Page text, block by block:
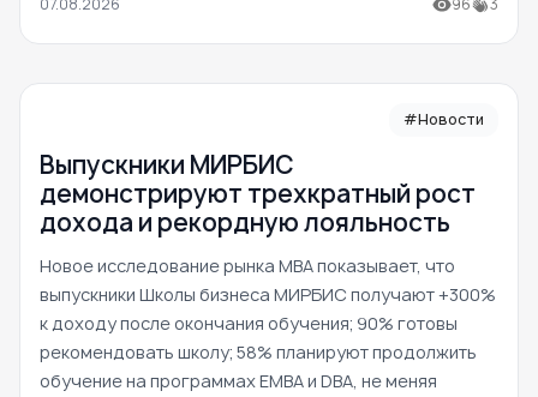
07.08.2026 96 3
#Новости
Выпускники МИРБИС
демонстрируют трехкратный рост
дохода и рекордную лояльность
Новое исследование рынка MBA показывает, что
выпускники Школы бизнеса МИРБИС получают +300%
к доходу после окончания обучения; 90% готовы
рекомендовать школу; 58% планируют продолжить
обучение на программах EMBA и DBA, не меняя